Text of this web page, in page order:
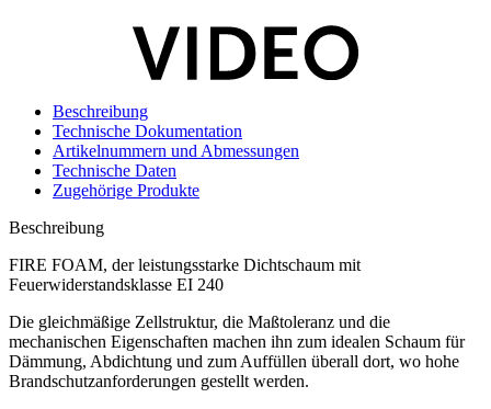
Beschreibung
Technische Dokumentation
Artikelnummern und Abmessungen
Technische Daten
Zugehörige Produkte
Beschreibung
FIRE FOAM, der leistungsstarke Dichtschaum mit
Feuerwiderstandsklasse EI 240
Die gleichmäßige Zellstruktur, die Maßtoleranz und die
mechanischen Eigenschaften machen ihn zum idealen Schaum für
Dämmung, Abdichtung und zum Auffüllen überall dort, wo hohe
Brandschutzanforderungen gestellt werden.